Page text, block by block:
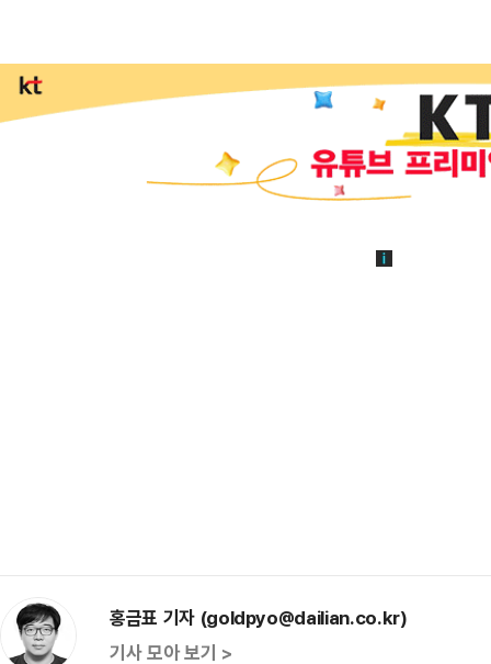
홍금표 기자 (goldpyo@dailian.co.kr)
기사 모아 보기 >